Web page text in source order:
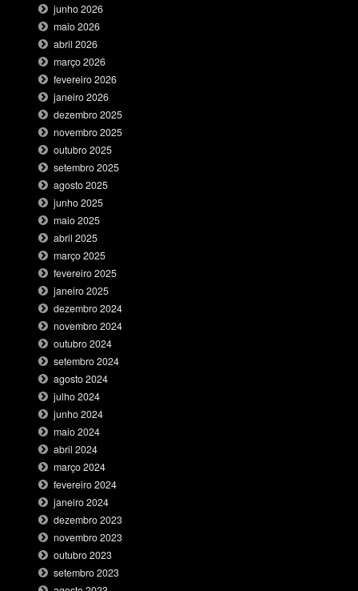
junho 2026
maio 2026
abril 2026
março 2026
fevereiro 2026
janeiro 2026
dezembro 2025
novembro 2025
outubro 2025
setembro 2025
agosto 2025
junho 2025
maio 2025
abril 2025
março 2025
fevereiro 2025
janeiro 2025
dezembro 2024
novembro 2024
outubro 2024
setembro 2024
agosto 2024
julho 2024
junho 2024
maio 2024
abril 2024
março 2024
fevereiro 2024
janeiro 2024
dezembro 2023
novembro 2023
outubro 2023
setembro 2023